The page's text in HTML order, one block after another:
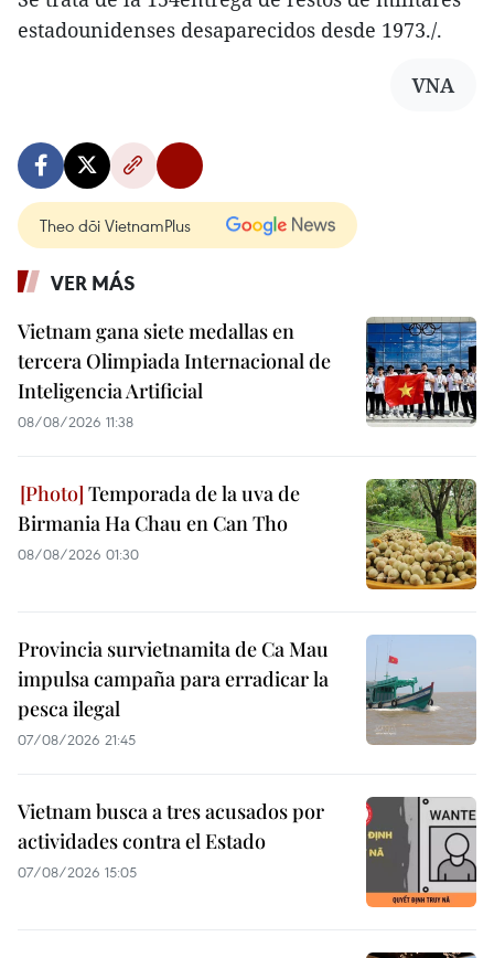
estadounidenses desaparecidos desde 1973./.
VNA
Theo dõi VietnamPlus
VER MÁS
Vietnam gana siete medallas en
tercera Olimpiada Internacional de
Inteligencia Artificial
08/08/2026 11:38
Temporada de la uva de
Birmania Ha Chau en Can Tho
08/08/2026 01:30
Provincia survietnamita de Ca Mau
impulsa campaña para erradicar la
pesca ilegal
07/08/2026 21:45
Vietnam busca a tres acusados por
actividades contra el Estado
07/08/2026 15:05